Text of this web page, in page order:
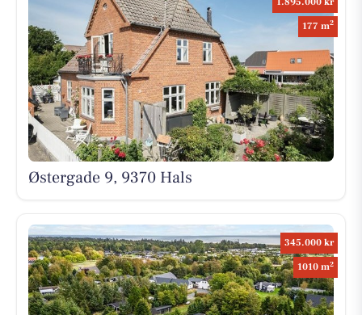
177 m2
Østergade 9, 9370 Hals
345.000 kr
1010 m2